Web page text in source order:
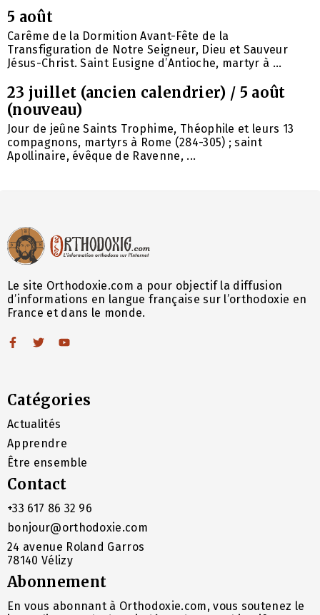
5 août
Carême de la Dormition Avant-Fête de la
Transfiguration de Notre Seigneur, Dieu et Sauveur
Jésus-Christ. Saint Eusigne d’Antioche, martyr à ...
23 juillet (ancien calendrier) / 5 août
(nouveau)
Jour de jeûne Saints Trophime, Théophile et leurs 13
compagnons, martyrs à Rome (284-305) ; saint
Apollinaire, évêque de Ravenne, ...
Le site Orthodoxie.com a pour objectif la diffusion
d’informations en langue française sur l’orthodoxie en
France et dans le monde.
Catégories
Actualités
Apprendre
Être ensemble
Contact
+33 617 86 32 96
bonjour@orthodoxie.com
24 avenue Roland Garros
78140 Vélizy
Abonnement
En vous abonnant à Orthodoxie.com, vous soutenez le